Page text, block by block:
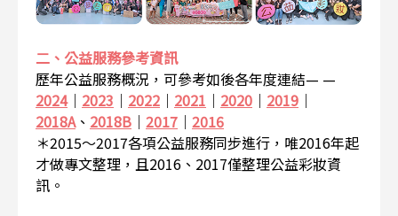
二、公益服務參考資訊
歷年公益服務概況，可參考如後各年度連結— —
2024｜ 2023 ｜ 2022 ｜ 2021 ｜ 2020 ｜ 2019 ｜
2018A、 2018B ｜ 2017 ｜ 2016
＊2015～2017各項公益服務同步進行，唯2016年起
才做專文整理，且2016、2017僅整理公益彩妝資
訊。